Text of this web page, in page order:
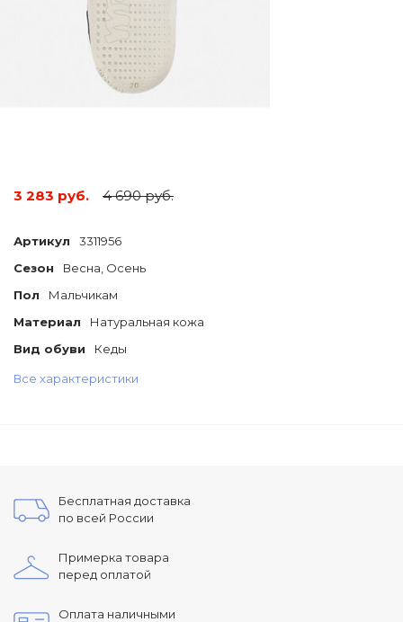
3 283 руб. 4 690 руб.
Артикул
3311956
Сезон
Весна, Осень
Пол
Мальчикам
Материал
Натуральная кожа
Вид обуви
Кеды
Все характеристики
Бесплатная доставка
по всей России
Примерка товара
перед оплатой
Оплата наличными